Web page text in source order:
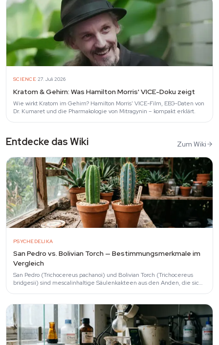
SCIENCE·27. Juli 2026
Kratom & Gehirn: Was Hamilton Morris' VICE-Doku zeigt
Wie wirkt Kratom im Gehirn? Hamilton Morris' VICE-Film, EEG-Daten von
Dr. Kumaret und die Pharmakologie von Mitragynin – kompakt erklärt.
Entdecke das Wiki Zum Wiki
PSYCHEDELIKA
San Pedro vs. Bolivian Torch — Bestimmungsmerkmale im
Vergleich
San Pedro (Trichocereus pachanoi) und Bolivian Torch (Trichocereus
bridgesii) sind mescalinhaltige Säulenkakteen aus den Anden, die sich